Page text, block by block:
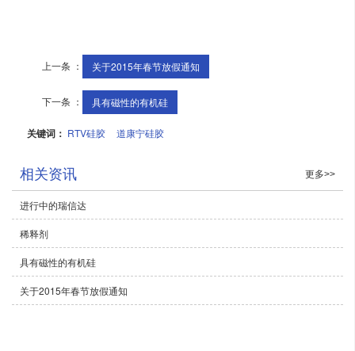
上一条 ： 关于2015年春节放假通知
下一条 ： 具有磁性的有机硅
关键词： RTV硅胶 道康宁硅胶
相关资讯 更多>>
进行中的瑞信达
稀释剂
具有磁性的有机硅
关于2015年春节放假通知